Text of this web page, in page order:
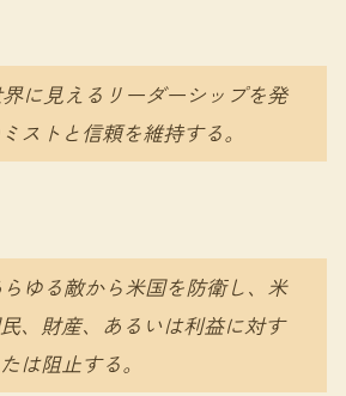
に見えるリーダーシップを発
ストと信頼を維持する。
ゆる敵から米国を防衛し、米
、財産、あるいは利益に対す
は阻止する。